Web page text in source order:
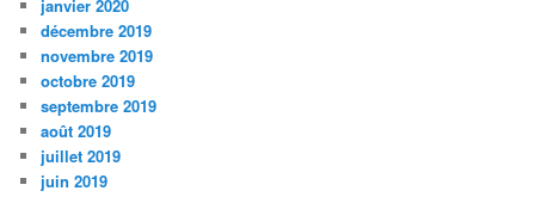
janvier 2020
décembre 2019
novembre 2019
octobre 2019
septembre 2019
août 2019
juillet 2019
juin 2019